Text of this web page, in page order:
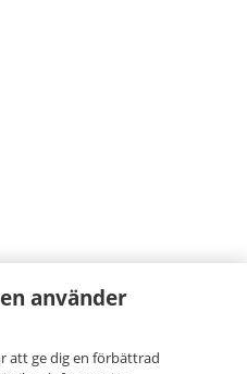
använder
att ge dig en förbättrad